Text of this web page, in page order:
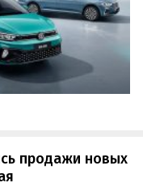
продажи новых